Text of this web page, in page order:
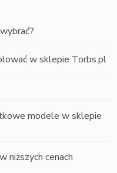
w sklepie Torbs.pl
modele w sklepie
niższych cenach